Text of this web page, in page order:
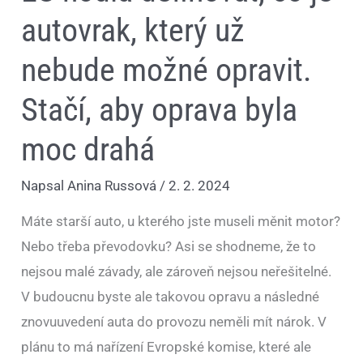
autovrak, který už
nebude možné opravit.
Stačí, aby oprava byla
moc drahá
NapsalAnina Russová/2. 2. 2024
Máte starší auto, u kterého jste museli měnit motor?
Nebo třeba převodovku? Asi se shodneme, že to
nejsou malé závady, ale zároveň nejsou neřešitelné.
V budoucnu byste ale takovou opravu a následné
znovuuvedení auta do provozu neměli mít nárok. V
plánu to má nařízení Evropské komise, které ale